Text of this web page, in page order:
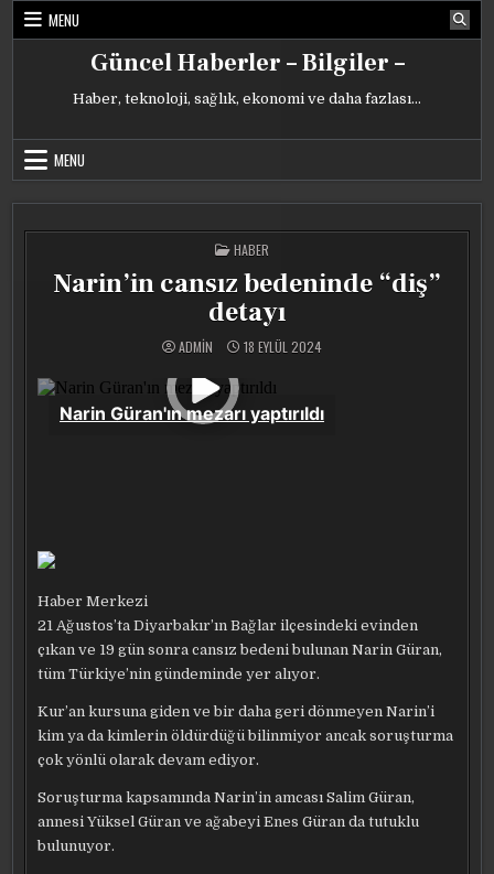
Skip
MENU
Güncel Haberler – Bilgiler –
Haber, teknoloji, sağlık, ekonomi ve daha fazlası…
MENU
POSTED
IN
HABER
Narin’in cansız bedeninde “diş”
detayı
ADMIN 18 EYLÜL 2024
Haber Merkezi
21 Ağustos’ta Diyarbakır’ın Bağlar ilçesindeki evinden
çıkan ve 19 gün sonra cansız bedeni bulunan Narin Güran,
tüm Türkiye’nin gündeminde yer alıyor.
Kur’an kursuna giden ve bir daha geri dönmeyen Narin’i
kim ya da kimlerin öldürdüğü bilinmiyor ancak soruşturma
çok yönlü olarak devam ediyor.
Soruşturma kapsamında Narin’in amcası Salim Güran,
annesi Yüksel Güran ve ağabeyi Enes Güran da tutuklu
bulunuyor.